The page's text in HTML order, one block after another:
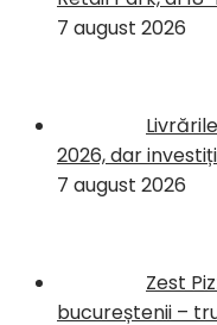
7 august 2026
2026, dar
7 august 2026
Zest
bucureștenii –